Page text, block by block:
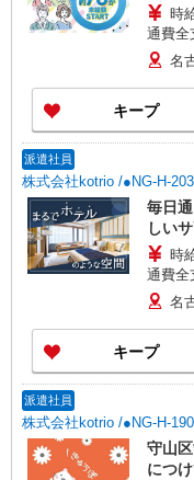
時
通費全
名
キープ
派遣社員
株式会社kotrio /●NG-H-
毎日
しい
時
通費全
名
キープ
派遣社員
株式会社kotrio /●NG-H-
守山
につ